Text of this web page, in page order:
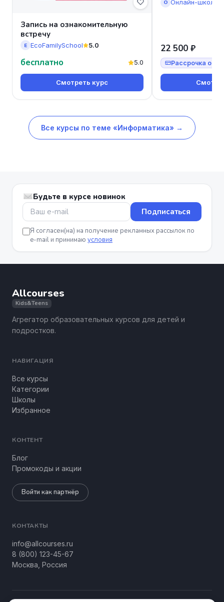
Запись на ознакомительную
встречу
E EcoFamilySchool 5.0
бесплатно 5.0
Смотреть курс
О Онлайн-школа
22 500 ₽
Рассрочка от
Все курсы по теме «Информатика» →
Будьте в курсе новинок
Подписаться
Я согласен(на) на получение рекламных рассылок по
e-mail и принимаю условия
Allcourses
Kids&Teens
Агрегатор образовательных курсов для детей и
подростков.
НАВИГАЦИЯ
Все курсы
Категории
Школы
Избранное
КОНТЕНТ
Блог
Промокоды и акции
Войти как партнёр
КОНТАКТЫ
info@allcourses.ru
8 (800) 123-45-67
Москва, Россия